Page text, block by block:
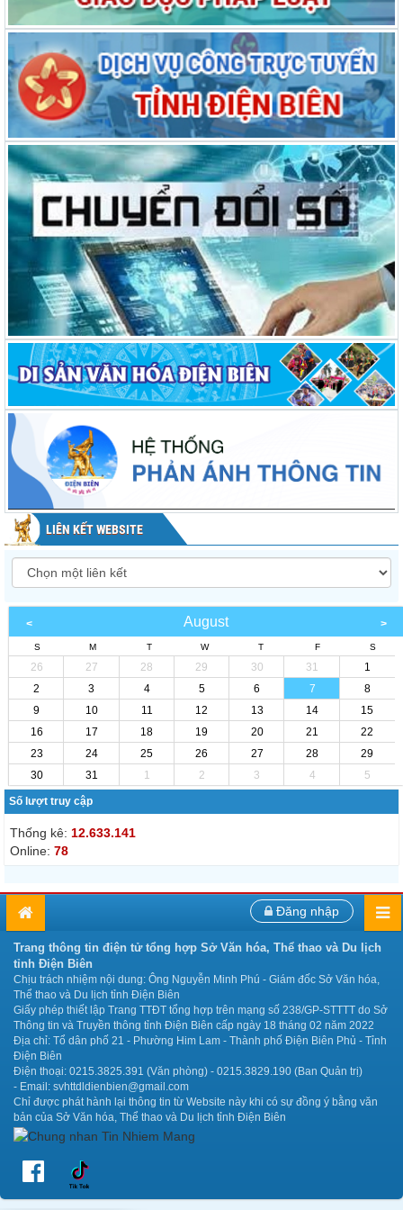
LIÊN KẾT WEBSITE
August
S M T W T F S
26 27 28 29 30 31
1
2
3 4 5 6 7
8
9
10 11 12 13 14
15
16
17 18 19 20 21
22
23
24 25 26 27 28
29
30
31 1 2 3 4 5
Số lượt truy cập
Thống kê: 12.633.141
Online: 78
Đăng nhập
Trang thông tin điện tử tổng hợp Sở Văn hóa, Thể thao và Du lịch
tỉnh Điện Biên
Chịu trách nhiệm nội dung: Ông Nguyễn Minh Phú - Giám đốc Sở Văn hóa,
Thể thao và Du lịch tỉnh Điện Biên
Giấy phép thiết lập Trang TTĐT tổng hợp trên mạng số 238/GP-STTTT do Sở
Thông tin và Truyền thông tỉnh Điện Biên cấp ngày 18 tháng 02 năm 2022
Địa chỉ: Tổ dân phố 21 - Phường Him Lam - Thành phố Điện Biên Phủ - Tỉnh
Điện Biên
Điện thoại: 0215.3825.391 (Văn phòng) - 0215.3829.190 (Ban Quản trị)
- Email: svhttdldienbien@gmail.com
Chỉ được phát hành lại thông tin từ Website này khi có sự đồng ý bằng văn
bản của Sở Văn hóa, Thể thao và Du lịch tỉnh Điện Biên